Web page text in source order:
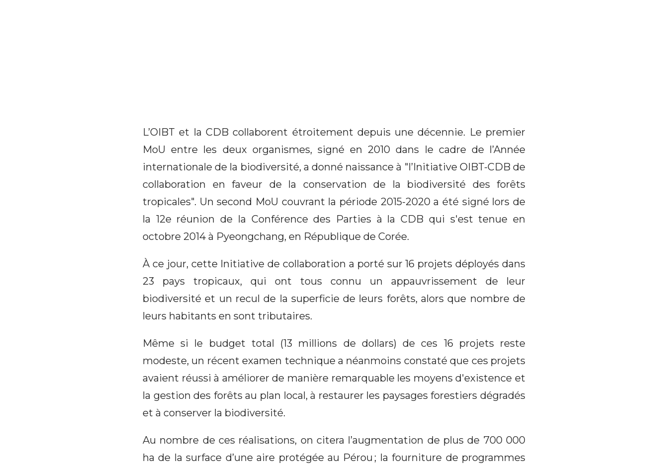
L’OIBT et la CDB collaborent étroitement depuis une décennie. Le premier
MoU entre les deux organismes, signé en 2010 dans le cadre de l’Année
internationale de la biodiversité, a donné naissance à "l’Initiative OIBT-CDB de
collaboration en faveur de la conservation de la biodiversité des forêts
tropicales". Un second MoU couvrant la période 2015-2020 a été signé lors de
la 12e réunion de la Conférence des Parties à la CDB qui s'est tenue en
octobre 2014 à Pyeongchang, en République de Corée.
À ce jour, cette Initiative de collaboration a porté sur 16 projets déployés dans
23 pays tropicaux, qui ont tous connu un appauvrissement de leur
biodiversité et un recul de la superficie de leurs forêts, alors que nombre de
leurs habitants en sont tributaires.
Même si le budget total (13 millions de dollars) de ces 16 projets reste
modeste, un récent examen technique a néanmoins constaté que ces projets
avaient réussi à améliorer de manière remarquable les moyens d'existence et
la gestion des forêts au plan local, à restaurer les paysages forestiers dégradés
et à conserver la biodiversité.
Au nombre de ces réalisations, on citera l’augmentation de plus de 700 000
ha de la surface d’une aire protégée au Pérou ; la fourniture de programmes